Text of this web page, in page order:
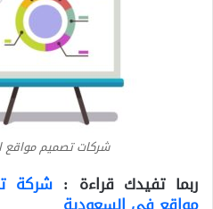
شركات تصميم مواقع
ربما تفيدك قراءة : شركة